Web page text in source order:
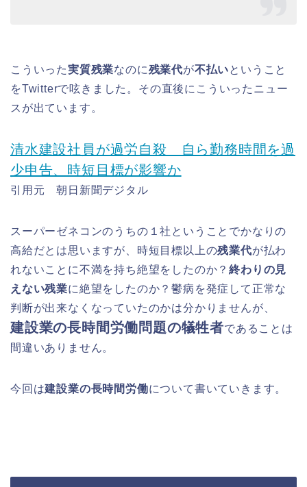
こういった実質残業なのに残業代が不払いということ
をTwitterで呟きました。その直後にこういったニュー
スが出ています。
清水建設社員が過労自殺 自ら勤務時間を過
少申告、時短目標が影響か
引用元 朝日新聞デジタル
スーパーゼネコンのうちの１社ということでかなりの
高給だとは思いますが、時短目標以上の残業代が払わ
れないことに不満を持ち絶望をしたのか？終わりの見
えない残業に絶望をしたのか？鬱病を発症して正常な
判断が出来なくなっていたのかは分かりませんが、
建設業の長時間労働問題の犠牲者であることは
間違いありません。
今回は建設業の長時間労働について書いていきます。